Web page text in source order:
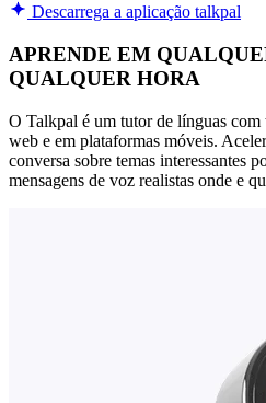
Descarrega a aplicação talkpal
APRENDE EM
QUALQUER HORA
O Talkpal é um tutor de línguas
web e em plataformas móveis.
conversa sobre temas interessantes
mensagens de voz realistas onde e